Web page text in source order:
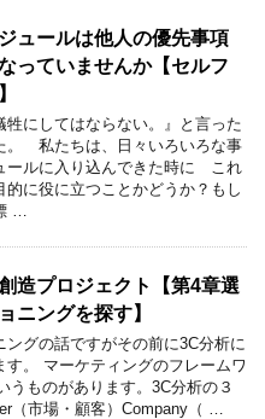
ュールは他人の優先事項
っていませんか【セルフ
牲にしてはならない。』と言った
。 私たちは、日々いろいろな事
ールに入り込んできた時に これ
的に役に立つことかどうか？もし
…
造プロジェクト【第4章選
ニングを探す】
ングの話ですがその前に3C分析に
す。 マーケティングのフレームワ
うものがあります。3C分析の３
（市場・顧客）Company（ …